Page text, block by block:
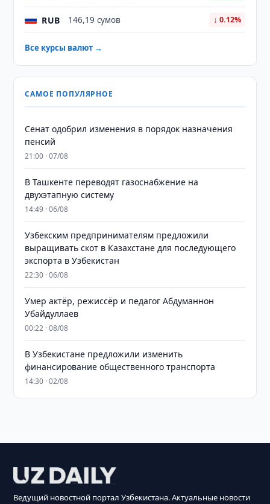
RUB 146,19 сумов ↓ 0.12%
Все курсы валют →
САМОЕ ПОПУЛЯРНОЕ
Сенат одобрил изменения в порядок назначения
пенсий
21:00 · 07/08
В Ташкенте переводят газоснабжение на
двухэтапную систему
14:49 · 06/08
Узбекским предпринимателям предложили
выращивать скот в Казахстане для последующего
экспорта в Узбекистан
22:30 · 06/08
Умер актёр, режиссёр и педагог Абдуманнон
Убайдуллаев
00:22 · 08/08
В Узбекистане предложили изменить
финансирование общественного транспорта
14:30 · 02/08
Ведущий новостной портал Узбекистана. Актуальные новости